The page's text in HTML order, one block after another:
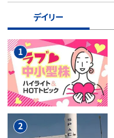
デイリー
1
2